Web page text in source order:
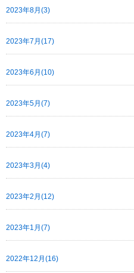
2023年8月(3)
2023年7月(17)
2023年6月(10)
2023年5月(7)
2023年4月(7)
2023年3月(4)
2023年2月(12)
2023年1月(7)
2022年12月(16)